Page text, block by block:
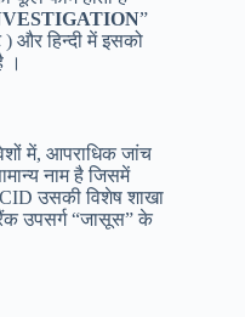
”
) और हिन्दी में इसको
।
में, आपराधिक जांच
नाम है जिसमें
उसकी विशेष शाखा
उपसर्ग “जासूस” के